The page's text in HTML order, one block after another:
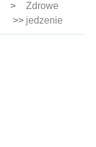
>
>>
Zdrowe
jedzenie